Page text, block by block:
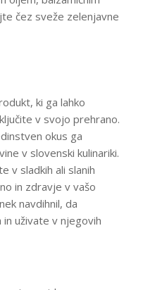
čez sveže zelenjavne
ki ga lahko
v svojo prehrano.
okus ga
v slovenski kulinariki.
v sladkih ali slanih
in zdravje v vašo
navdihnil, da
uživate v njegovih